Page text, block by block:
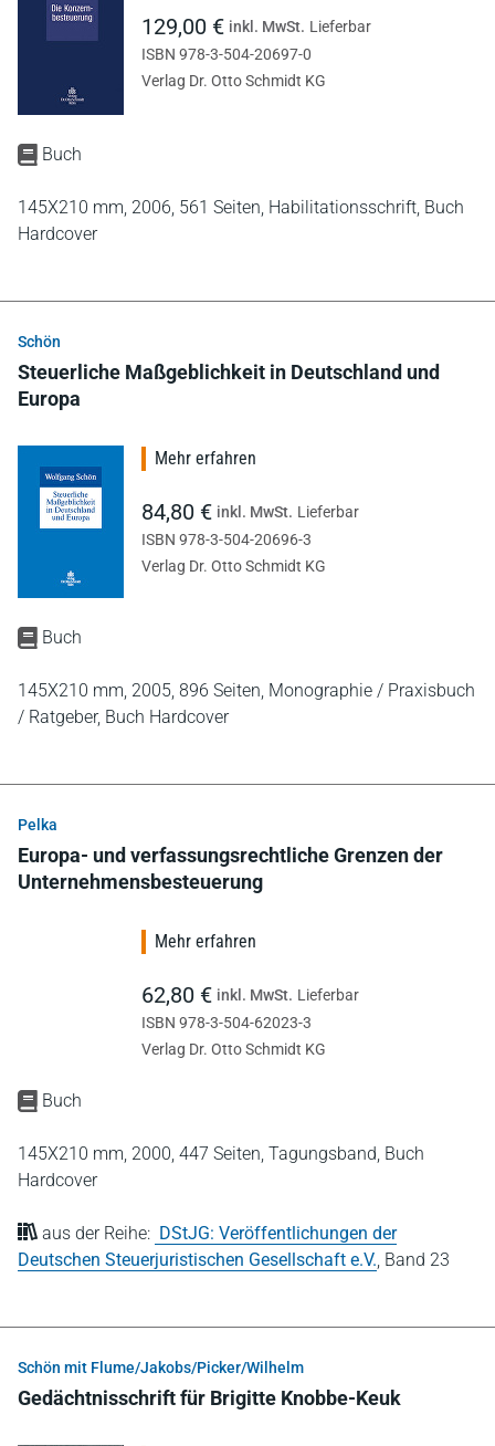
Buch
145X210 mm, 2006, 561 Seiten, Habilitationsschrift, Buch
Hardcover
129,00 € inkl. MwSt. Lieferbar
ISBN 978-3-504-20697-0
Verlag Dr. Otto Schmidt KG
Schön
Steuerliche Maßgeblichkeit in Deutschland und
Europa
Buch
145X210 mm, 2005, 896 Seiten, Monographie / Praxisbuch
/ Ratgeber, Buch Hardcover
Mehr erfahren
84,80 € inkl. MwSt. Lieferbar
ISBN 978-3-504-20696-3
Verlag Dr. Otto Schmidt KG
Pelka
Europa- und verfassungsrechtliche Grenzen der
Unternehmensbesteuerung
Buch
145X210 mm, 2000, 447 Seiten, Tagungsband, Buch
Hardcover
aus der Reihe: DStJG: Veröffentlichungen der
Deutschen Steuerjuristischen Gesellschaft e.V., Band 23
Mehr erfahren
62,80 € inkl. MwSt. Lieferbar
ISBN 978-3-504-62023-3
Verlag Dr. Otto Schmidt KG
Schön mit Flume/Jakobs/Picker/Wilhelm
Gedächtnisschrift für Brigitte Knobbe-Keuk